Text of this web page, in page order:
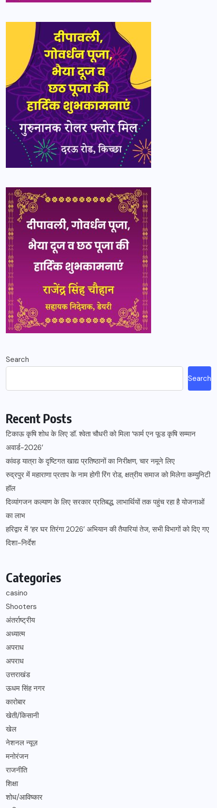
Search
Search
Recent Posts
टिकाऊ कृषि शोध के लिए डॉ. श्वेता चौधरी को मिला ‘फार्म एन फूड कृषि सम्मान
अवार्ड-2026’
कांवड़ यात्रा के दृष्टिगत खाद्य प्रतिष्ठानों का निरीक्षण, चार नमूने लिए
रुद्रपुर में महाराणा प्रताप के नाम होगी रिंग रोड, क्षत्रीय समाज को मिलेगा कम्युनिटी
हॉल
दिव्यांगजन कल्याण के लिए सरकार प्रतिबद्ध, लाभार्थियों तक पहुंच रहा है योजनाओं
का लाभ
हरिद्वार में ‘हर घर तिरंगा 2026’ अभियान की तैयारियां तेज, सभी विभागों को दिए गए
दिशा-निर्देश
Categories
casino
Shooters
अंतर्राष्ट्रीय
अध्यात्म
अपराध
अपराध
उत्तराखंड
ऊधम सिंह नगर
कारोबार
खेती/किसानी
खेल
नेशनल न्यूज़
मनोरंजन
राजनीति
शिक्षा
शोध/आविष्कार